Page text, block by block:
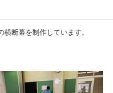
断幕を制作しています。